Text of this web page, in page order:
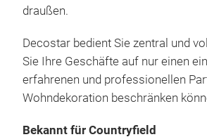
draußen.
Decostar bedient Sie zentral und
Sie Ihre Geschäfte auf nur einen
erfahrenen und professionellen
Wohndekoration beschränken
Bekannt für Countryfield